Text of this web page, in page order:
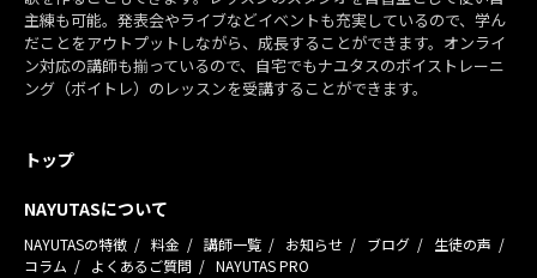
主練も可能。発表会やライブなどイベントも充実しているので、学ん
だことをアウトプットしながら、成長することができます。オンライ
ン対応の講師も揃っているので、自宅でもナユタスのボイストレーニ
ング（ボイトレ）のレッスンを受講することができます。
トップ
NAYUTASについて
NAYUTASの特徴 料金 講師一覧 お知らせ ブログ
生徒の声
コラム
よくあるご質問 NAYUTAS PRO